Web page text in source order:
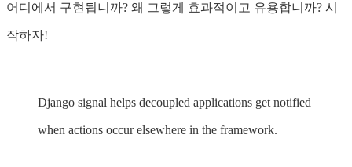
어디에서 구현됩니까? 왜 그렇게 효과적이고 유용합니까? 시
작하자!
Django signal helps decoupled applications get notified
when actions occur elsewhere in the framework.